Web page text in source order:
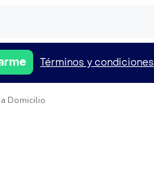
Términos y condiciones
Domicilio